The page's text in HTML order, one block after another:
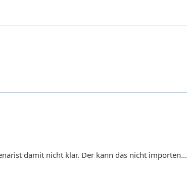
damit nicht klar. Der kann das nicht importen...